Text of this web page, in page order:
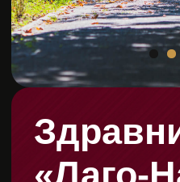
20
КАК ПРОЕХАТЬ
Следите